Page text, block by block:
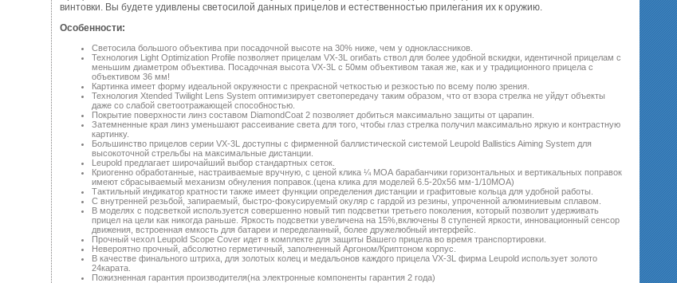
винтовки. Вы будете удивлены светосилой данных прицелов и естественностью прилегания их к оружию.
Особенности:
Светосила большого объектива при посадочной высоте на 30% ниже, чем у одноклассников.
Технология Light Optimization Profile позволяет прицелам VX-3L огибать ствол для более удобной вскидки, идентичной прицелам с
меньшим диаметром объектива. Посадочная высота VX-3L с 50мм объективом такая же, как и у традиционного прицела с
объективом 36 мм!
Картинка имеет форму идеальной окружности с прекрасной четкостью и резкостью по всему полю зрения.
Технология Xtended Twilight Lens System оптимизирует светопередачу таким образом, что от взора стрелка не уйдут объекты
даже со слабой светоотражающей способностью.
Покрытие поверхности линз составом DiamondCoat 2 позволяет добиться максимально защиты от царапин.
Затемненные края линз уменьшают рассеивание света для того, чтобы глаз стрелка получил максимально яркую и контрастную
картинку.
Большинство прицелов серии VX-3L доступны с фирменной баллистической системой Leupold Ballistics Aiming System для
высокоточной стрельбы на максимальные дистанции.
Leupold предлагает широчайший выбор стандартных сеток.
Криогенно обработанные, настраиваемые вручную, с ценой клика ¼ МОА барабанчики горизонтальных и вертикальных поправок
имеют сбрасываемый механизм обнуления поправок.(цена клика для моделей 6.5-20х56 мм-1/10МОА)
Тактильный индикатор кратности также имеет функции определения дистанции и графитовые кольца для удобной работы.
С внутренней резьбой, запираемый, быстро-фокусируемый окуляр с гардой из резины, упроченной алюминиевым сплавом.
В моделях с подсветкой используется совершенно новый тип подсветки третьего поколения, который позволит удерживать
прицел на цели как никогда раньше. Яркость подсветки увеличена на 15%,включены 8 ступеней яркости, инновационный сенсор
движения, встроенная емкость для батареи и переделанный, более дружелюбный интерфейс.
Прочный чехол Leupold Scope Cover идет в комплекте для защиты Вашего прицела во время транспортировки.
Невероятно прочный, абсолютно герметичный, заполненный Аргоном/Криптоном корпус.
В качестве финального штриха, для золотых колец и медальонов каждого прицела VX-3L фирма Leupold использует золото
24карата.
Пожизненная гарантия производителя(на электронные компоненты гарантия 2 года)